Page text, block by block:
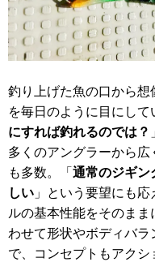
釣り上げた魚の口から想
を毎日のように目にして
にすれば釣れるのでは？
多くのアングラーから
も多数。「 通常のジギン
しい 」という要望にも
ルの基本性能をそのま
わせて形状やボディバラ
で、コンセプトもアクシ